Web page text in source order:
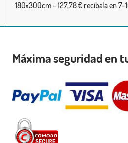
180x300cm - 127,78 € recíbala en 7-
Máxima seguridad en